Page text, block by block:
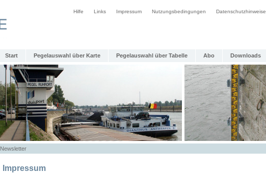
Hilfe Links Impressum Nutzungsbedingungen Datenschutzhinweise
Start Pegelauswahl über Karte Pegelauswahl über Tabelle Abo Downloads
Newsletter
Impressum